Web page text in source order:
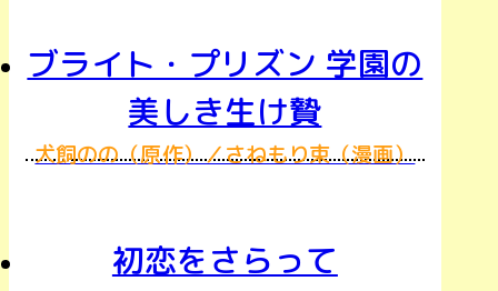
ブライト・プリズン 学園の
美しき生け贄
犬飼のの（原作）／さねもり束（漫画）
初恋をさらって